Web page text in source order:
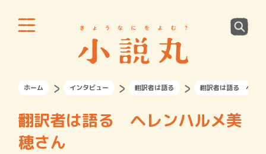
ホーム インタビュー 翻訳者は語る 翻訳者は語る ヘレン
翻訳者は語る ヘレンハルメ美
穂さん